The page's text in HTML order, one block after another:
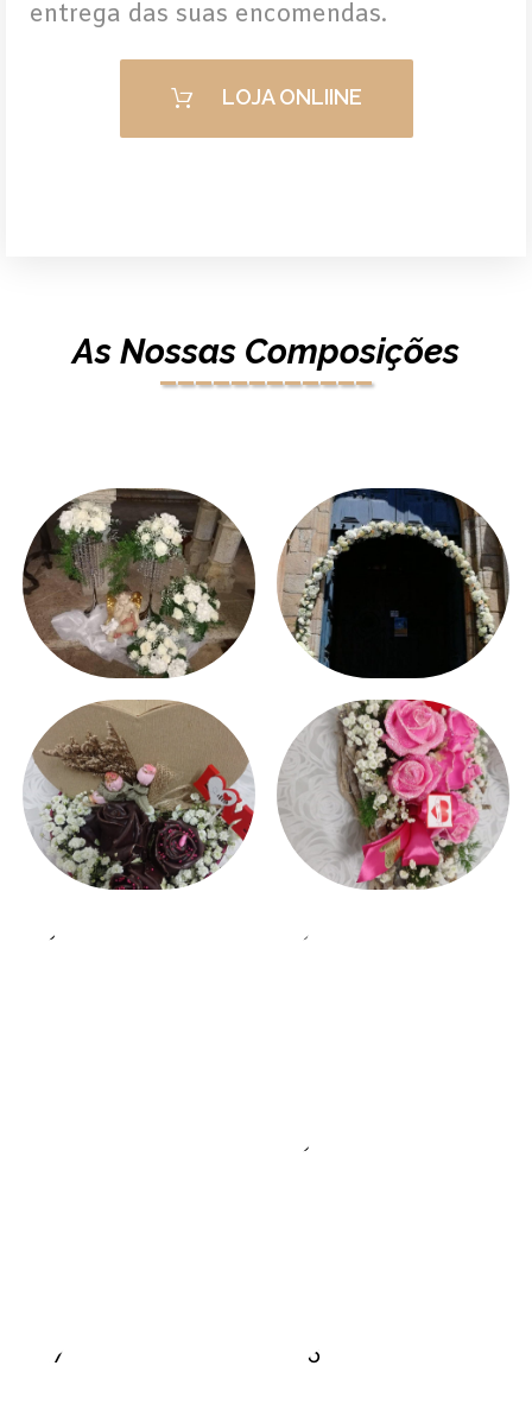
entrega das suas encomendas.
LOJA ONLIINE
As Nossas Composições
____________